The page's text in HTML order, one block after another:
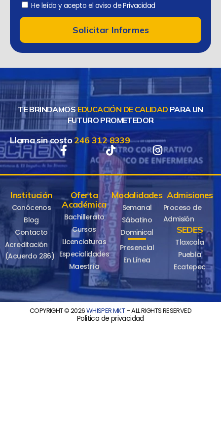
He leído y acepto el aviso de Privacidad
Solicitar Informes
TE BRINDAMOSEDUCACIÓN DE CALIDAD PARA UN
FUTURO PROMETEDOR
Llama sin costo246 312 8339
Institución
Conócenos
Blog
Contacto
Acreditación
(Acuerdo 286)
Oferta
Académica
Bachillerato
Cursos
Licenciaturas
Especialidades
Maestría
Modalidades
Semanal
Sábatino
Dominical
Presencial
En Línea
Admisiones
Proceso de
Admisión
SEDES
Tlaxcala
Puebla
Ecatepec
COPYRIGHT © 2026WHISPER MKT– ALL RIGHTS RESERVED
Politica de privacidad